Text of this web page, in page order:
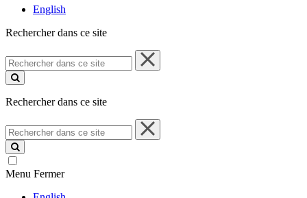
English
Rechercher dans ce site
Rechercher
dans
ce
Rechercher dans ce site
Rechercher
dans
ce
site
Menu Fermer